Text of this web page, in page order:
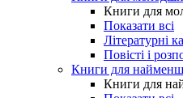
Книги для
Показати всі
Літературні
Повісті і
Книги для
Книги для